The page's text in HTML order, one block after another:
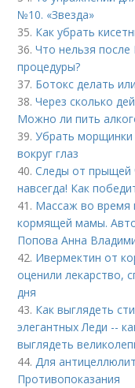
№10. «Звезда»
35. Как убрать
36.Что нельзя после
процедуры?
37. Ботокс делать
38.Через сколько
Можно ли пить
39.Убрать морщинки
вокруг глаз
40.Следы от прыщей
навсегда! Как
41. Массаж во время
кормящей мамы.
Попова Анна
42. Ивермектин от
оценили лекарство,
дня
43. Как выглядеть
элегантных Леди --
выглядеть
44.Для
Противопоказания